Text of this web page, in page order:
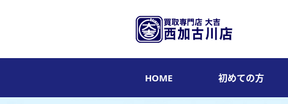
HOME 初めての方